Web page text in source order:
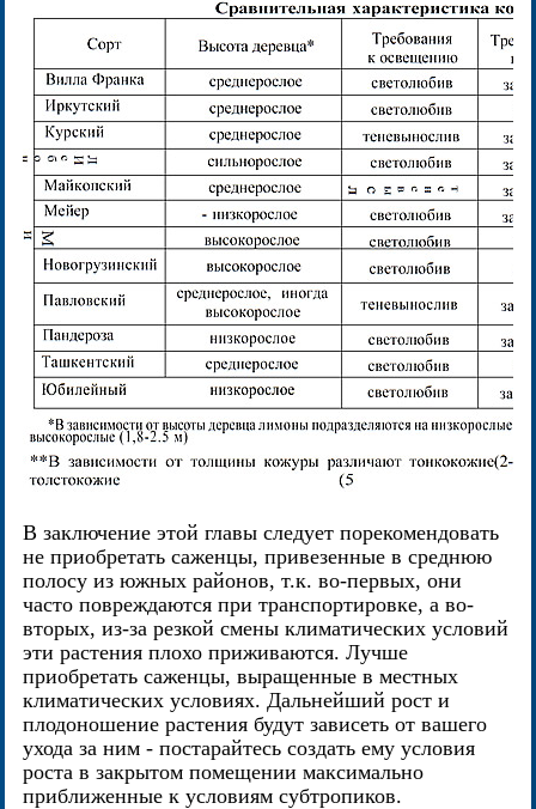
В заключение этой главы следует порекомендовать
не приобретать саженцы, привезенные в среднюю
полосу из южных районов, т.к. во-первых, они
часто повреждаются при транспортировке, а во-
вторых, из-за резкой смены климатических условий
эти растения плохо приживаются. Лучше
приобретать саженцы, выращенные в местных
климатических условиях. Дальнейший рост и
плодоношение растения будут зависеть от вашего
ухода за ним - постарайтесь создать ему условия
роста в закрытом помещении максимально
приближенные к условиям субтропиков.